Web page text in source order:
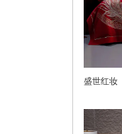
盛世红妆